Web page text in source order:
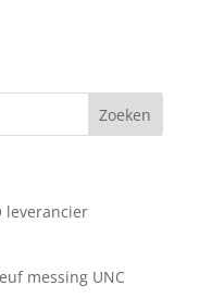
leverancier
messing UNC